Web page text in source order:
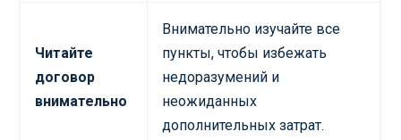
Читайте
договор
внимательно
Внимательно изучайте все
пункты, чтобы избежать
недоразумений и
неожиданных
дополнительных затрат.